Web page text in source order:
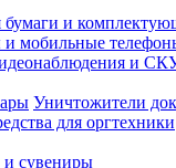
бумаги и
мобильные
и
Уничтожители
для оргтехники
и сувениры